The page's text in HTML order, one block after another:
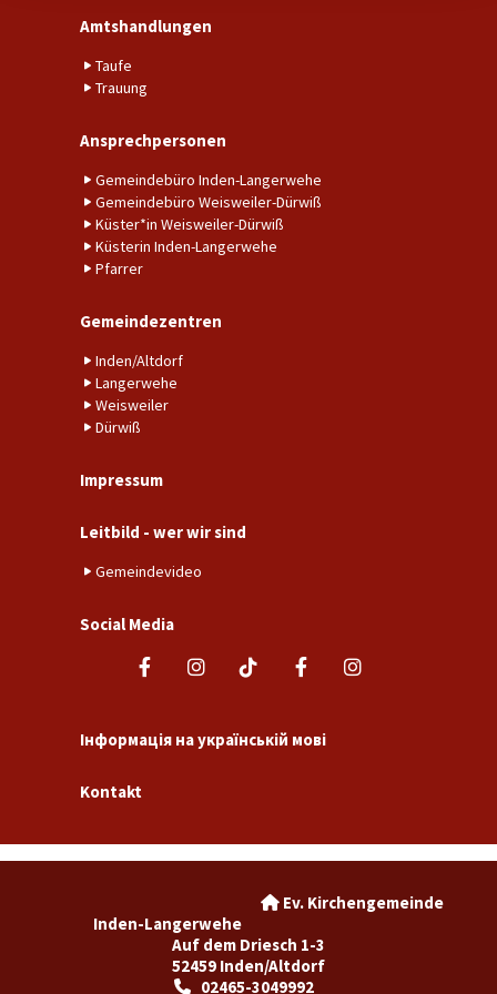
Amtshandlungen
Taufe
Trauung
Ansprechpersonen
Gemeindebüro Inden-Langerwehe
Gemeindebüro Weisweiler-Dürwiß
Küster*in Weisweiler-Dürwiß
Küsterin Inden-Langerwehe
Pfarrer
Gemeindezentren
Inden/Altdorf
Langerwehe
Weisweiler
Dürwiß
Impressum
Leitbild - wer wir sind
Gemeindevideo
Social Media
Інформація на українській мові
Kontakt
Ev. Kirchengemeinde
Inden-Langerwehe
Auf dem Driesch 1-3
52459 Inden/Altdorf
02465-3049992